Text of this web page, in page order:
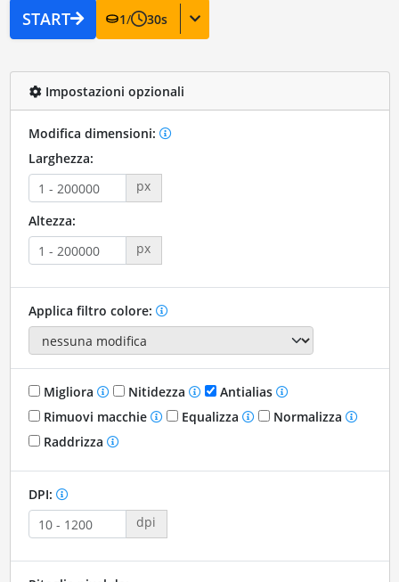
START 1/ 30s
Impostazioni opzionali
Modifica dimensioni:
Larghezza:
px
Altezza:
px
Applica filtro colore:
Migliora Nitidezza
Antialias
Rimuovi macchie
Equalizza
Normalizza
Raddrizza
DPI:
dpi